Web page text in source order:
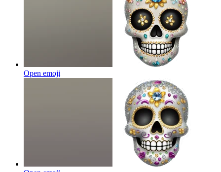
Open emoji